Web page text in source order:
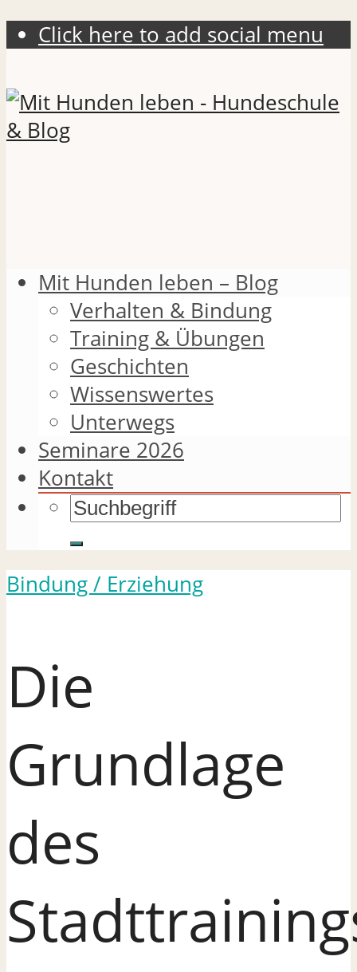
Click here to add social menu
Mit Hunden leben – Blog
Verhalten & Bindung
Training & Übungen
Geschichten
Wissenswertes
Unterwegs
Seminare 2026
Kontakt
Bindung / Erziehung
Die
Grundlage
des